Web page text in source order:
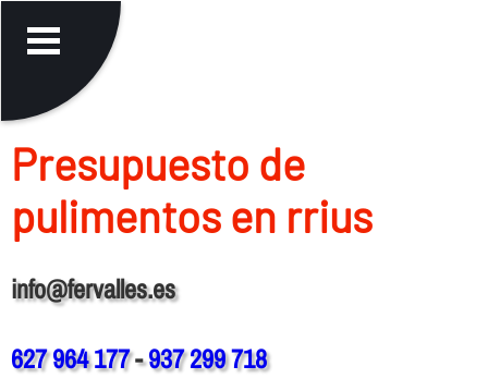
Presupuesto de
pulimentos en rrius
info@fervalles.es
627 964 177-937 299 718